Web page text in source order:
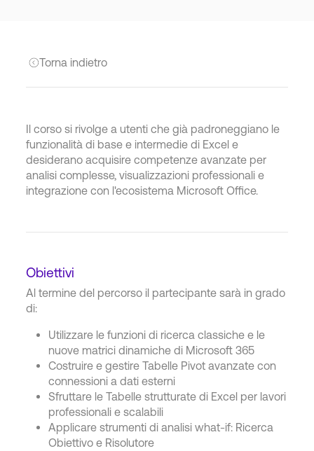
Torna indietro
Il corso si rivolge a utenti che già padroneggiano le
funzionalità di base e intermedie di Excel e
desiderano acquisire competenze avanzate per
analisi complesse, visualizzazioni professionali e
integrazione con l'ecosistema Microsoft Office.
Obiettivi
Al termine del percorso il partecipante sarà in grado
di:
Utilizzare le funzioni di ricerca classiche e le
nuove matrici dinamiche di Microsoft 365
Costruire e gestire Tabelle Pivot avanzate con
connessioni a dati esterni
Sfruttare le Tabelle strutturate di Excel per lavori
professionali e scalabili
Applicare strumenti di analisi what-if: Ricerca
Obiettivo e Risolutore